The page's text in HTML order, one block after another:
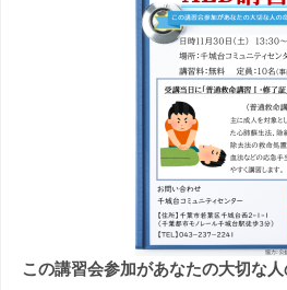
この講習会参加があなたの大切な